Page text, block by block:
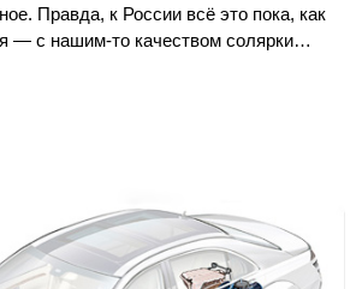
Правда, к России всё это пока, как
— с нашим-то качеством солярки…